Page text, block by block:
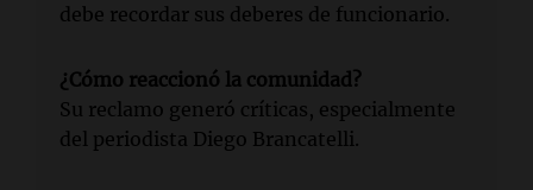
debe recordar sus deberes de funcionario.
¿Cómo reaccionó la comunidad?
Su reclamo generó críticas, especialmente
del periodista Diego Brancatelli.